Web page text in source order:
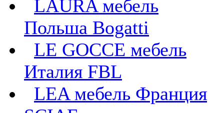
LAURA мебель
Польша Bogatti
LE GOCCE мебель
Италия FBL
LEA мебель Франция